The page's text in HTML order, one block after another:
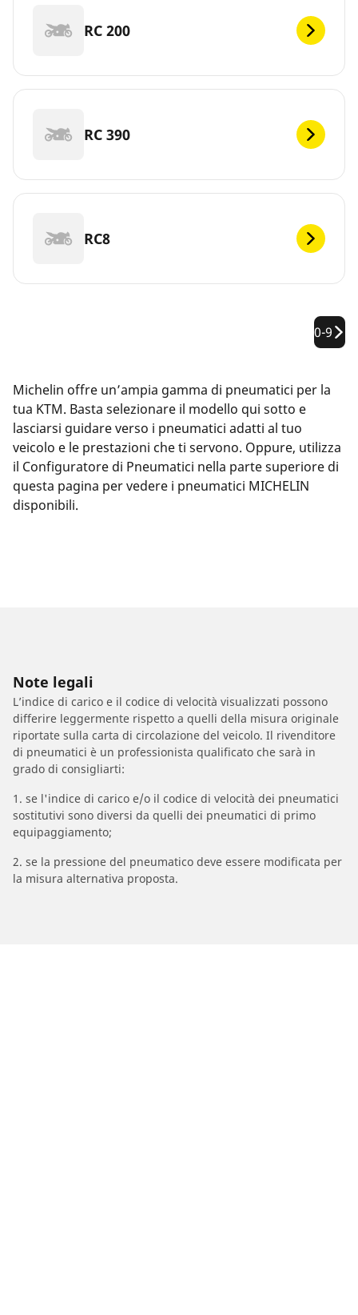
RC 200
RC 390
RC8
0-9
Michelin offre un’ampia gamma di pneumatici per la
tua KTM. Basta selezionare il modello qui sotto e
lasciarsi guidare verso i pneumatici adatti al tuo
veicolo e le prestazioni che ti servono. Oppure, utilizza
il Configuratore di Pneumatici nella parte superiore di
questa pagina per vedere i pneumatici MICHELIN
disponibili.
Note legali
L’indice di carico e il codice di velocità visualizzati possono
differire leggermente rispetto a quelli della misura originale
riportate sulla carta di circolazione del veicolo. Il rivenditore
di pneumatici è un professionista qualificato che sarà in
grado di consigliarti:
1. se l'indice di carico e/o il codice di velocità dei pneumatici
sostitutivi sono diversi da quelli dei pneumatici di primo
equipaggiamento;
2. se la pressione del pneumatico deve essere modificata per
la misura alternativa proposta.